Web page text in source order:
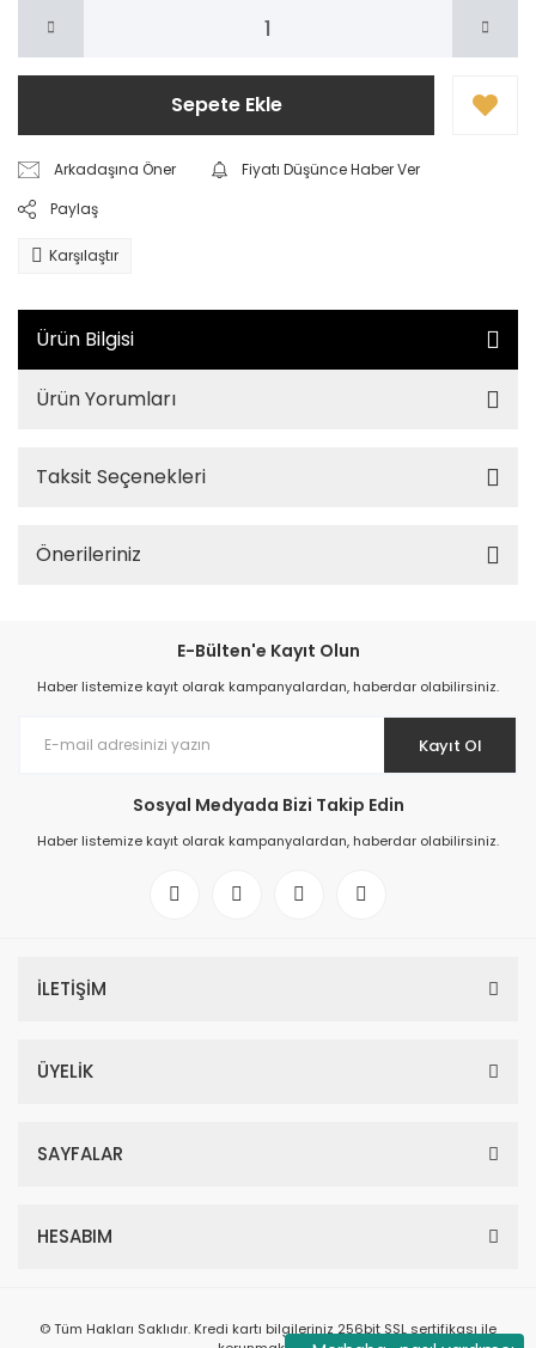
Sepete Ekle
Arkadaşına Öner
Fiyatı Düşünce Haber Ver
Paylaş
Karşılaştır
Ürün Bilgisi
Ürün Yorumları
Taksit Seçenekleri
Önerileriniz
E-Bülten'e Kayıt Olun
Haber listemize kayıt olarak kampanyalardan, haberdar olabilirsiniz.
Kayıt Ol
Sosyal Medyada Bizi Takip Edin
Haber listemize kayıt olarak kampanyalardan, haberdar olabilirsiniz.
İLETİŞİM
ÜYELİK
SAYFALAR
HESABIM
© Tüm Hakları Saklıdır. Kredi kartı bilgileriniz 256bit SSL sertifikası ile